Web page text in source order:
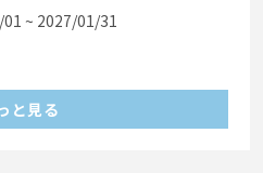
~ 2027/01/31
と見る